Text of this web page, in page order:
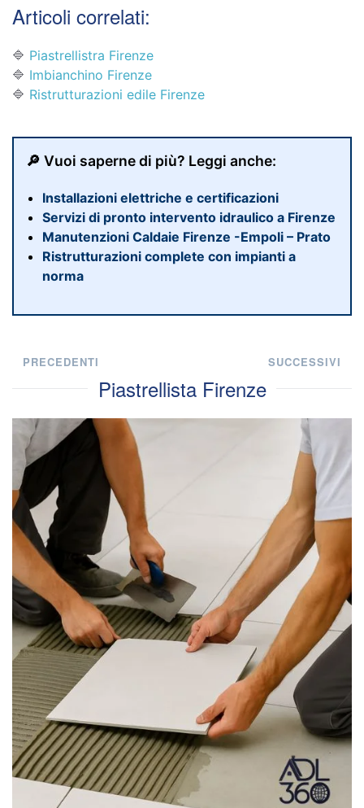
Articoli correlati:
🔷 Piastrellistra Firenze
🔷 Imbianchino Firenze
🔷 Ristrutturazioni edile Firenze
🔎 Vuoi saperne di più? Leggi anche:
Installazioni elettriche e certificazioni
Servizi di pronto intervento idraulico a Firenze
Manutenzioni Caldaie Firenze -Empoli – Prato
Ristrutturazioni complete con impianti a
norma
PRECEDENTI SUCCESSIVI
Piastrellista Firenze